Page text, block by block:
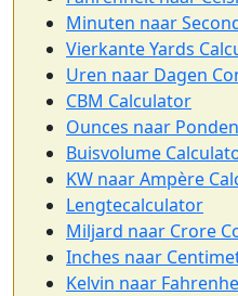
Minuten naar
Vierkante Yards
Uren naar Dagen
CBM Calculator
Ounces naar
Buisvolume
KW naar Ampère
Lengtecalculator
Miljard naar Crore
Inches naar
Kelvin naar